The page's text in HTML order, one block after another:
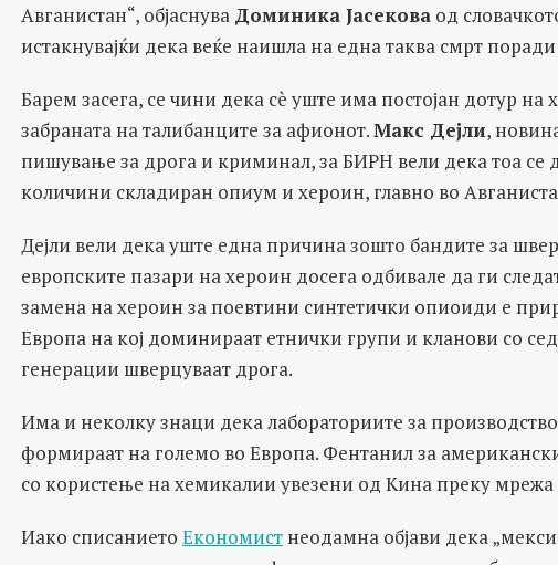
Авганистан“, објаснува Доминика Јасекова од
истакнувајќи дека веќе наишла на една таква смрт
Барем засега, се чини дека сè уште има постојан дотур на
забраната на талибанците за афионот.Макс Дејли,
пишување за дрога и криминал, за БИРН вели дека тоа се
количини складиран опиум и хероин, главно во
Дејли вели дека уште една причина зошто бандите за
европските пазари на хероин досега одбивале да ги
замена на хероин за поевтини синтетички опиоиди е
Европа на кој доминираат етнички групи и кланови со
генерации шверцуваат дрога.
Има и неколку знаци дека лабораториите за
формираат на големо во Европа. Фентанил за
со користење на хемикалии увезени од Кина преку
Иако списанието Економист неодамна објави дека